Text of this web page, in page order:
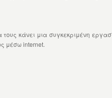
κάνει μια συγκεκριμένη
μέσω internet.